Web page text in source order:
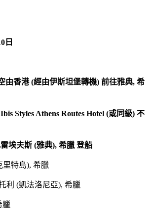
日
由香港 (經由伊斯坦堡轉機) 前往雅典, 希
Styles Athens Routes Hotel (或同級) 不
雷埃夫斯 (雅典), 希臘 登船
特島), 希臘
(凱法洛尼亞), 希臘